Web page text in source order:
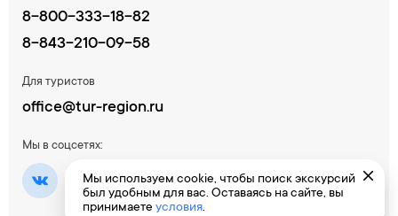
8-800-333-18-82
8-843-210-09-58
Для туристов
office@tur-region.ru
Мы в соцсетях:
Мы используем cookie, чтобы поиск экскурсий
был удобным для вас. Оставаясь на сайте, вы
принимаете условия.